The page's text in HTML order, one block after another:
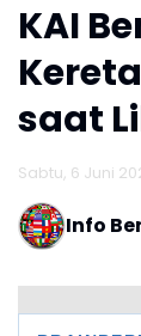
KAI
saat
Sabtu, 6 Juni
Info